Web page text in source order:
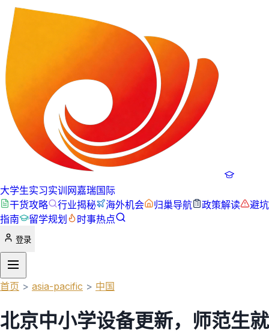
大学生实习实训网嘉瑞国际
干货攻略
行业揭秘 海外机会 归巢导航 政策解读
避坑
指南
留学规划 时事热点
登录
首页 > asia-pacific > 中国
北京中小学设备更新，师范生就